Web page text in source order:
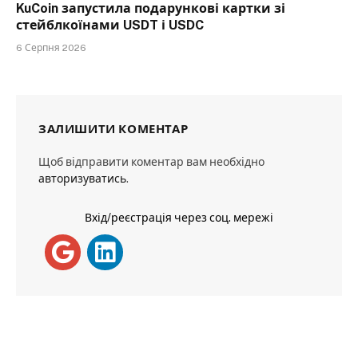
KuCoin запустила подарункові картки зі
стейблкоїнами USDT і USDC
6 Серпня 2026
ЗАЛИШИТИ КОМЕНТАР
Щоб відправити коментар вам необхідно
авторизуватись.
Вхід/реєстрація через соц. мережі